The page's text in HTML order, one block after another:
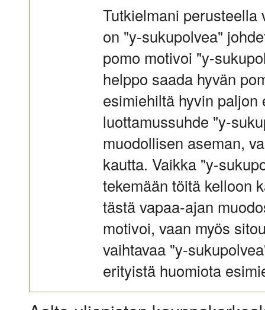
Tutkielmani perusteella
on "y-sukupolvea"
pomo motivoi "y-
helppo saada hyvän
esimiehiltä hyvin
luottamussuhde "y-
muodollisen aseman,
kautta. Vaikka "y-
tekemään töitä kelloon
tästä vapaa-ajan
motivoi, vaan myös
vaihtavaa "y-
erityistä huomiota